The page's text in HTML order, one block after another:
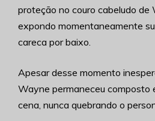
proteção no couro cabeludo de
expondo momentaneamente
careca por baixo.
Apesar desse momento
Wayne permaneceu composto
cena, nunca quebrando o